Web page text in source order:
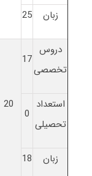
زبان 25
دروس
تخصصی
17
20
استعداد
تحصیلی
0
زبان 18